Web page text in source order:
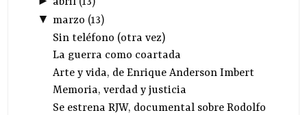
▼ marzo (13)
Sin teléfono (otra vez)
La guerra como coartada
Arte y vida, de Enrique Anderson Imbert
Memoria, verdad y justicia
Se estrena RJW, documental sobre Rodolfo